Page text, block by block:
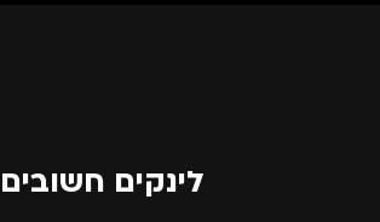
לינקים חשובים